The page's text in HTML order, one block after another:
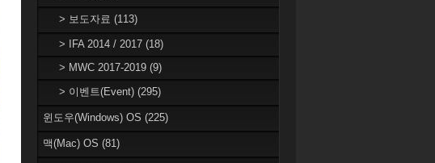
> 보도자료 (113)
> IFA 2014 / 2017 (18)
> MWC 2017-2019 (9)
> 이벤트(Event) (295)
윈도우(Windows) OS (225)
맥(Mac) OS (81)